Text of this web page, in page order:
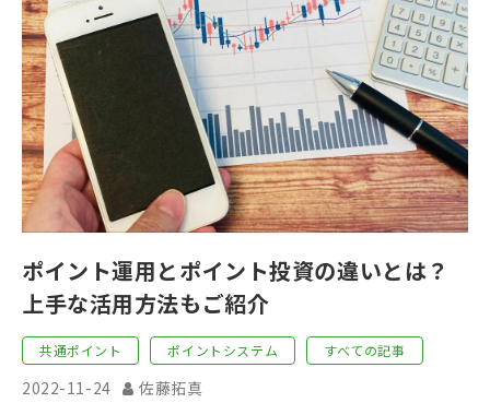
ポイント運用とポイント投資の違いとは？
上手な活用方法もご紹介
共通ポイント ポイントシステム すべての記事
2022-11-24 佐藤拓真